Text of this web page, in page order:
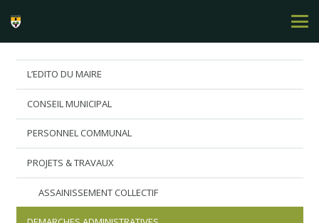
L’EDITO DU MAIRE
CONSEIL MUNICIPAL
PERSONNEL COMMUNAL
PROJETS & TRAVAUX
ASSAINISSEMENT COLLECTIF